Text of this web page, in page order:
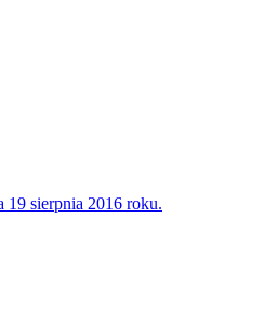
19 sierpnia 2016 roku.